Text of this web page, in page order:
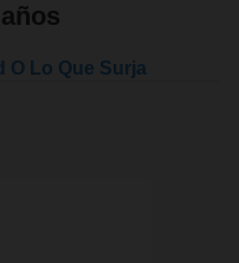
O Lo Que Surja